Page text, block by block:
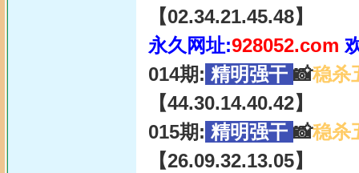
【02.34.21.45.48】
永久网址:928052.com
014期: 精明强干 📸稳杀
【44.30.14.40.42】
015期: 精明强干 📸稳杀
【26.09.32.13.05】